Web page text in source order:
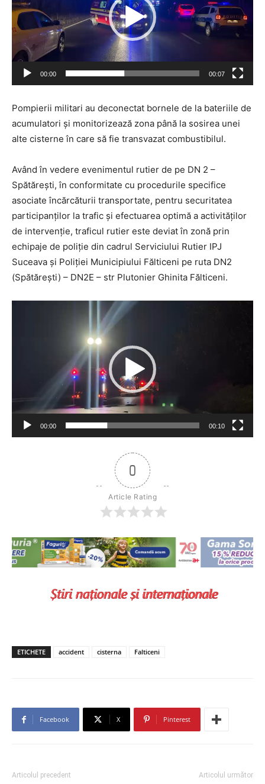
00:00 00:07
Pompierii militari au deconectat bornele de la bateriile de
acumulatori și monitorizează zona până la sosirea unei
alte cisterne în care să fie transvazat combustibilul.
Având în vedere evenimentul rutier de pe DN 2 –
Spătărești, în conformitate cu procedurile specifice
asociate încărcăturii transportate, pentru securitatea
participanților la trafic și efectuarea optimă a activităților
de intervenție, traficul rutier este deviat în zonă prin
echipaje de poliție din cadrul Serviciului Rutier IPJ
Suceava și Poliției Municipiului Fălticeni pe ruta DN2
(Spătărești) – DN2E – str Plutonier Ghinita Fălticeni.
00:00 00:10
0
Article Rating
ETICHETE accident cisterna Falticeni
Facebook X Pinterest
Articolul precedent Articolul următor